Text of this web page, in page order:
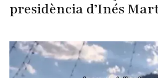
presidència d’Inés